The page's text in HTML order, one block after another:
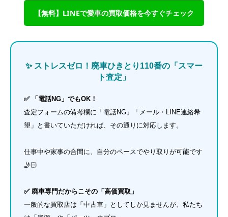
【無料】LINEで愛車の買取価格を今すぐチェック
✨ ストレスゼロ！廃車ひきとり110番の「スマー
ト査定」
✅ 「電話NG」でもOK！
査定フォームの備考欄に「電話NG」「メール・LINE連絡希
望」と書いていただければ、その通りに対応します。
仕事中や家事の合間に、自分のペースでやり取りが可能です
🤳🏻
✅ 廃車専門だからこその「高価買取」
一般的な買取店は「中古車」としてしか見ませんが、私たち